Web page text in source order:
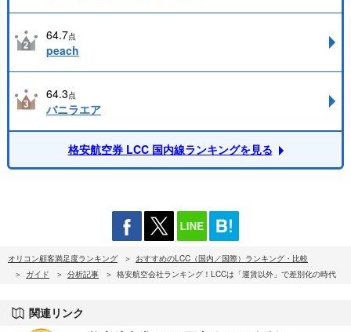
64.7点
peach
64.3点
バニラエア
格安航空券 LCC 国内線ランキングを見る
オリコン顧客満足度ランキング
おすすめのLCC（国内／国際）ランキング・比較
ガイド
分析記事 格安航空会社ランキング！LCCは「運賃以外」で差別化の時代
関連リンク